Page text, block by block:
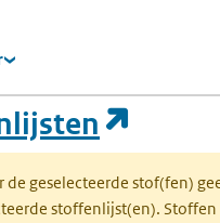
de geselecteerde stof(fen)
stoffenlijst(en).